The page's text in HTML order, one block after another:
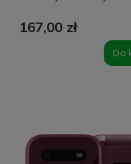
167,00 zł
Do